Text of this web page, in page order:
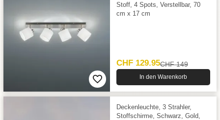
Stoff, 4 Spots, Verstellbar, 70
cm x 17 cm
CHF 129.95CHF 149
In den Warenkorb
Deckenleuchte, 3 Strahler,
Stoffschirme, Schwarz, Gold,